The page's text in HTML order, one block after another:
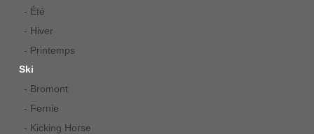
- Été
- Hiver
- Printemps
Ski
- Bromont
- Fernie
- Kicking Horse